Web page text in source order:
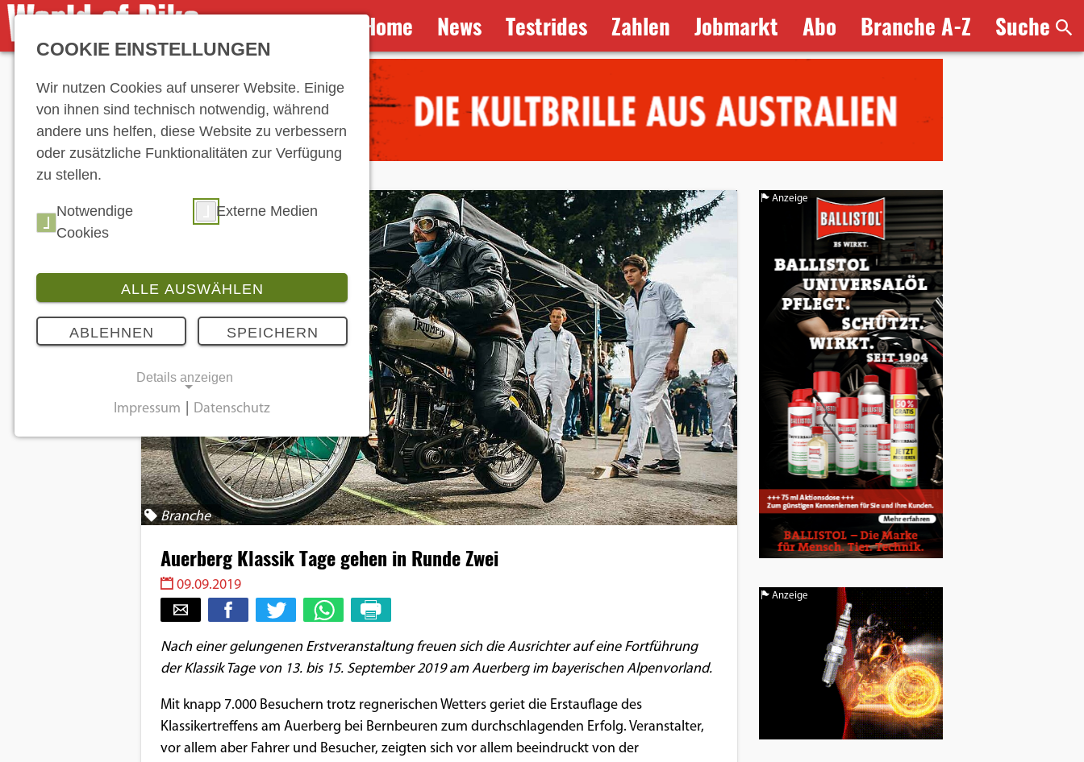
Home News Testrides Zahlen Jobmarkt Abo Branche A-Z Suche
Branche
Auerberg Klassik Tage gehen in Runde Zwei
09.09.2019
Nach einer gelungenen Erstveranstaltung freuen sich die Ausrichter auf eine Fortführung
der Klassik Tage von 13. bis 15. September 2019 am Auerberg im bayerischen Alpenvorland.
Mit knapp 7.000 Besuchern trotz regnerischen Wetters geriet die Erstauflage des
Klassikertreffens am Auerberg bei Bernbeuren zum durchschlagenden Erfolg. Veranstalter,
vor allem aber Fahrer und Besucher, zeigten sich vor allem beeindruckt von der
Anzeige
Anzeige
COOKIE EINSTELLUNGEN
Wir nutzen Cookies auf unserer Website. Einige
von ihnen sind technisch notwendig, während
andere uns helfen, diese Website zu verbessern
oder zusätzliche Funktionalitäten zur Verfügung
zu stellen.
Notwendige
Cookies
Externe Medien
ALLE AUSWÄHLEN
ABLEHNEN SPEICHERN
Details anzeigen
Notwendige Cookies ermöglichen
grundlegende Funktionen und sind für die
einwandfreie Funktion der Website
Einverständnis-Cookie
Dieser Cookie speichert die
Einverständnis-Optionen des
Impressum Datenschutz